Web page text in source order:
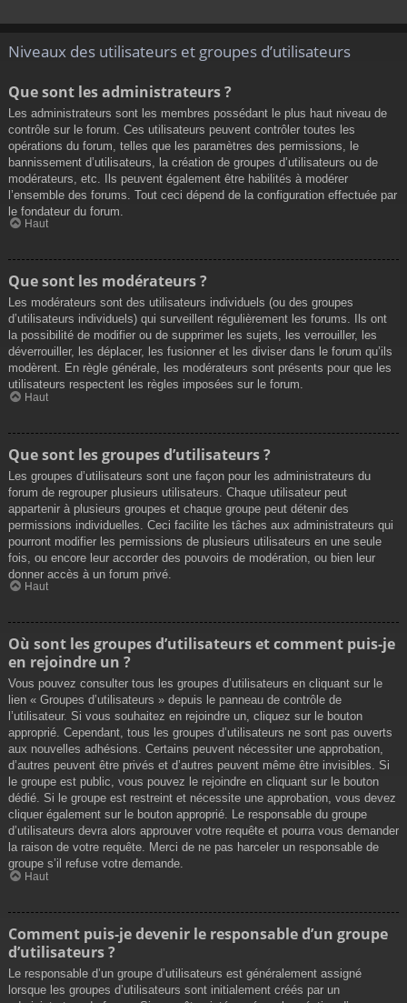
Niveaux des utilisateurs et groupes d’utilisateurs
Que sont les administrateurs ?
Les administrateurs sont les membres possédant le plus haut niveau de
contrôle sur le forum. Ces utilisateurs peuvent contrôler toutes les
opérations du forum, telles que les paramètres des permissions, le
bannissement d’utilisateurs, la création de groupes d’utilisateurs ou de
modérateurs, etc. Ils peuvent également être habilités à modérer
l’ensemble des forums. Tout ceci dépend de la configuration effectuée par
le fondateur du forum.
Haut
Que sont les modérateurs ?
Les modérateurs sont des utilisateurs individuels (ou des groupes
d’utilisateurs individuels) qui surveillent régulièrement les forums. Ils ont
la possibilité de modifier ou de supprimer les sujets, les verrouiller, les
déverrouiller, les déplacer, les fusionner et les diviser dans le forum qu’ils
modèrent. En règle générale, les modérateurs sont présents pour que les
utilisateurs respectent les règles imposées sur le forum.
Haut
Que sont les groupes d’utilisateurs ?
Les groupes d’utilisateurs sont une façon pour les administrateurs du
forum de regrouper plusieurs utilisateurs. Chaque utilisateur peut
appartenir à plusieurs groupes et chaque groupe peut détenir des
permissions individuelles. Ceci facilite les tâches aux administrateurs qui
pourront modifier les permissions de plusieurs utilisateurs en une seule
fois, ou encore leur accorder des pouvoirs de modération, ou bien leur
donner accès à un forum privé.
Haut
Où sont les groupes d’utilisateurs et comment puis-je
en rejoindre un ?
Vous pouvez consulter tous les groupes d’utilisateurs en cliquant sur le
lien « Groupes d’utilisateurs » depuis le panneau de contrôle de
l’utilisateur. Si vous souhaitez en rejoindre un, cliquez sur le bouton
approprié. Cependant, tous les groupes d’utilisateurs ne sont pas ouverts
aux nouvelles adhésions. Certains peuvent nécessiter une approbation,
d’autres peuvent être privés et d’autres peuvent même être invisibles. Si
le groupe est public, vous pouvez le rejoindre en cliquant sur le bouton
dédié. Si le groupe est restreint et nécessite une approbation, vous devez
cliquer également sur le bouton approprié. Le responsable du groupe
d’utilisateurs devra alors approuver votre requête et pourra vous demander
la raison de votre requête. Merci de ne pas harceler un responsable de
groupe s’il refuse votre demande.
Haut
Comment puis-je devenir le responsable d’un groupe
d’utilisateurs ?
Le responsable d’un groupe d’utilisateurs est généralement assigné
lorsque les groupes d’utilisateurs sont initialement créés par un